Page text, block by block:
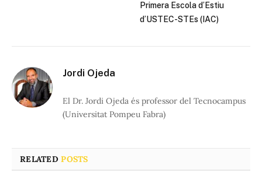
Primera Escola d’Estiu
d’USTEC-STEs (IAC)
Jordi Ojeda
El Dr. Jordi Ojeda és professor del Tecnocampus
(Universitat Pompeu Fabra)
RELATEDPOSTS